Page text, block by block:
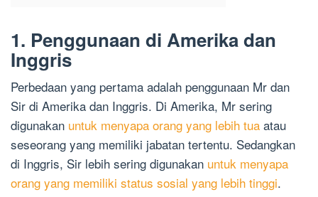
1. Penggunaan di Amerika dan
Inggris
Perbedaan yang pertama adalah penggunaan Mr dan
Sir di Amerika dan Inggris. Di Amerika, Mr sering
digunakan untuk menyapa orang yang lebih tua atau
seseorang yang memiliki jabatan tertentu. Sedangkan
di Inggris, Sir lebih sering digunakan untuk menyapa
orang yang memiliki status sosial yang lebih tinggi.